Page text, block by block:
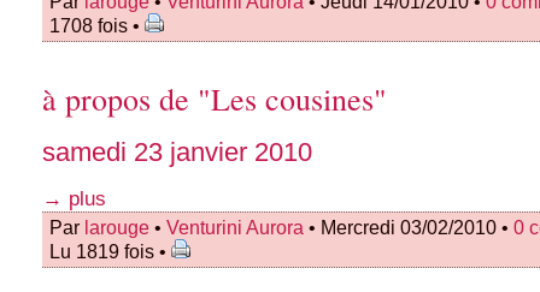
1708 fois •
à propos de "Les cousines"
samedi 23 janvier 2010
→ plus
Par larouge • Venturini Aurora • Mercredi 03/02/2010 • 0
Lu 1819 fois •